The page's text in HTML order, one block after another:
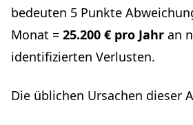
bedeuten 5 Punkte
Monat = 25.200 € pro Jahr an
identifizierten Verlusten.
Die üblichen Ursachen dieser